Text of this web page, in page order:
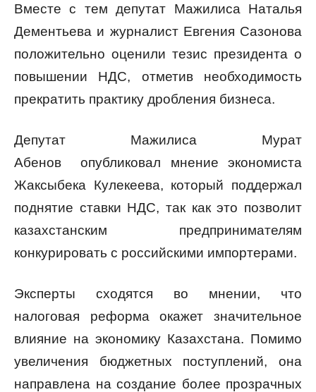
Вместе с тем депутат Мажилиса Наталья
Дементьева и журналист Евгения Сазонова
положительно оценили тезис президента о
повышении НДС, отметив необходимость
прекратить практику дробления бизнеса.
Депутат Мажилиса Мурат
Абенов опубликовал мнение экономиста
Жаксыбека Кулекеева, который поддержал
поднятие ставки НДС, так как это позволит
казахстанским предпринимателям
конкурировать с российскими импортерами.
Эксперты сходятся во мнении, что
налоговая реформа окажет значительное
влияние на экономику Казахстана. Помимо
увеличения бюджетных поступлений, она
направлена на создание более прозрачных